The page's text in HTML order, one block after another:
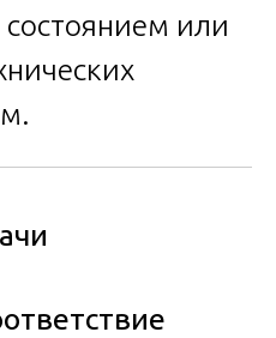
или